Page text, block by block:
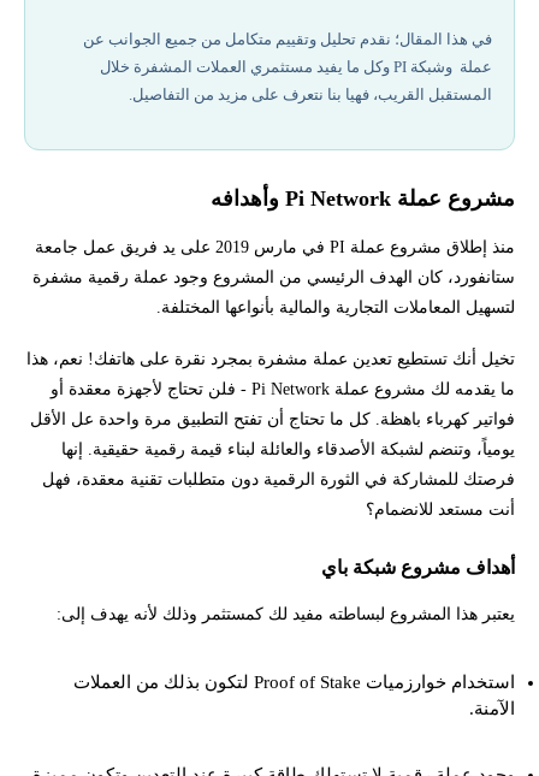
القيمة السوقية لعملة Pi network
استخدامات عملة بي نيتورك
كيفية تحويل شبكة PI إلى الدولار الأمريكي
كيفية الربح من شبكة pi
أفضل شركات تداول مرخصة في 2026
ازاي اسحب فلوس من pi network؟
إخلاء المسؤولية وتنويه المخاطر
الجديدة؟
في هذا المقال؛ نقدم تحليل وتقييم متكامل من جميع الجوانب عن
عملة وشبكة PI وكل ما يفيد مستثمري العملات المشفرة خلال
المستقبل القريب، فهيا بنا نتعرف على مزيد من التفاصيل.
مشروع عملة Pi Network وأهدافه
منذ إطلاق مشروع عملة PI في مارس 2019 على يد فريق عمل جامعة
ستانفورد، كان الهدف الرئيسي من المشروع وجود عملة رقمية مشفرة
لتسهيل المعاملات التجارية والمالية بأنواعها المختلفة.
تخيل أنك تستطيع تعدين عملة مشفرة بمجرد نقرة على هاتفك! نعم، هذا
ما يقدمه لك مشروع عملة Pi Network - فلن تحتاج لأجهزة معقدة أو
فواتير كهرباء باهظة. كل ما تحتاج أن تفتح التطبيق مرة واحدة عل الأقل
يومياً، وتنضم لشبكة الأصدقاء والعائلة لبناء قيمة رقمية حقيقية. إنها
فرصتك للمشاركة في الثورة الرقمية دون متطلبات تقنية معقدة، فهل
أنت مستعد للانضمام؟
أهداف مشروع شبكة باي
يعتبر هذا المشروع لبساطته مفيد لك كمستثمر وذلك لأنه يهدف إلى:
استخدام خوارزميات Proof of Stake لتكون بذلك من العملات
الآمنة.